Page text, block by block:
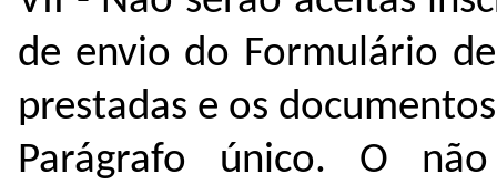
de envio do Formulário
prestadas e os
Parágrafo único. O